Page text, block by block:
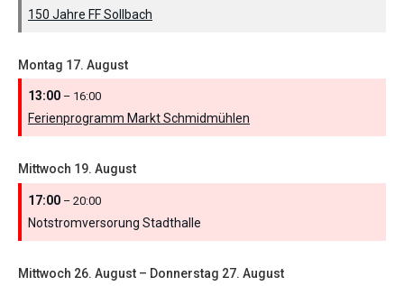
150 Jahre FF Sollbach
Montag 17. August
13:00 – 16:00
Ferienprogramm Markt Schmidmühlen
Mittwoch 19. August
17:00 – 20:00
Notstromversorung Stadthalle
Mittwoch 26. August – Donnerstag 27. August